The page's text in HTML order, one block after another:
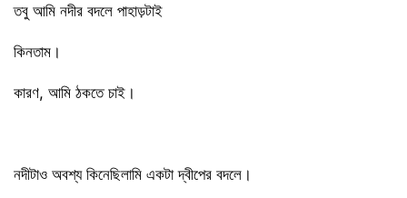
তবু আমি নদীর বদলে পাহাড়টাই
কিনতাম।
কারণ, আমি ঠকতে চাই।
নদীটাও অবশ্য কিনেছিলামি একটা দ্বীপের বদলে।